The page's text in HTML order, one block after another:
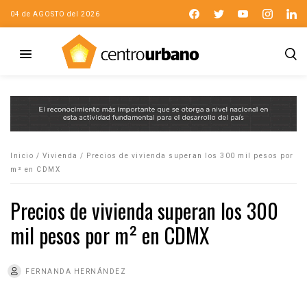
04 de AGOSTO del 2026
Inicio / Vivienda /
Precios de vivienda superan los 300 mil pesos por
m² en CDMX
Precios de vivienda superan los 300
mil pesos por m² en CDMX
FERNANDA HERNÁNDEZ